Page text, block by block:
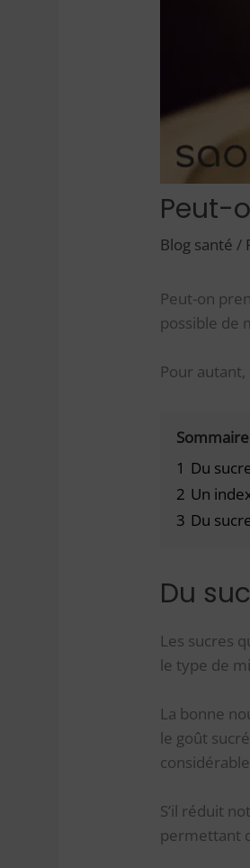
Peut-
Blog santé /
Peut-on
possible de
Pour
Sommaire
1 Du
2 Un
3 Du
Du
Les sucres
le type de
La bonne
le goût
S’il réduit
permettant